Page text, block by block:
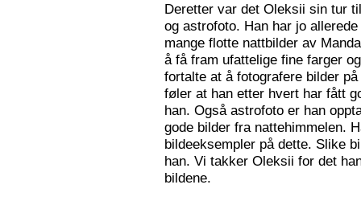
Deretter var det Oleksii sin tur
og astrofoto. Han har jo
mange flotte nattbilder av
å få fram ufattelige fine farger
fortalte at å fotografere bilder
føler at han etter hvert har fått
han. Også astrofoto er han
gode bilder fra nattehimmelen.
bildeeksempler på dette. Slike
han. Vi takker Oleksii for det
bildene.